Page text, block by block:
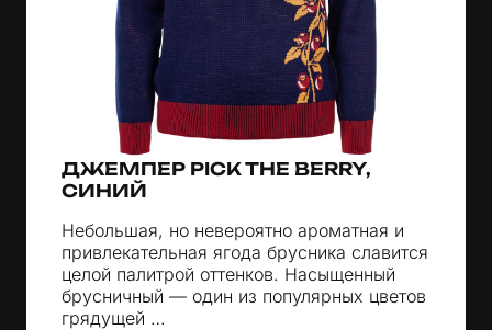
ДЖЕМПЕР PICK THE BERRY,
СИНИЙ
Небольшая, но невероятно ароматная и
привлекательная ягода брусника славится
целой палитрой оттенков. Насыщенный
брусничный — один из популярных цветов
грядущей …